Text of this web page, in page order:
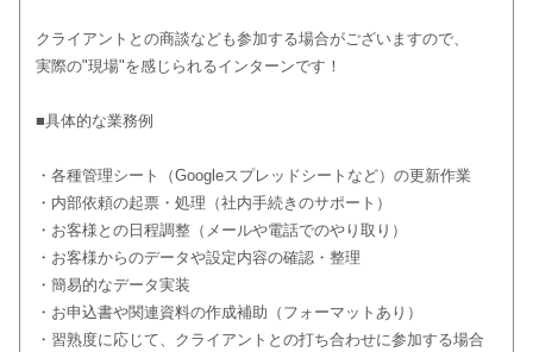
クライアントとの商談なども参加する場合がございますので、
実際の"現場"を感じられるインターンです！
■具体的な業務例
・各種管理シート（Googleスプレッドシートなど）の更新作業
・内部依頼の起票・処理（社内手続きのサポート）
・お客様との日程調整（メールや電話でのやり取り）
・お客様からのデータや設定内容の確認・整理
・簡易的なデータ実装
・お申込書や関連資料の作成補助（フォーマットあり）
・習熟度に応じて、クライアントとの打ち合わせに参加する場合